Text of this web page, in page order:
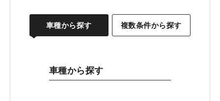
車種から探す 複数条件から探す
車種から探す